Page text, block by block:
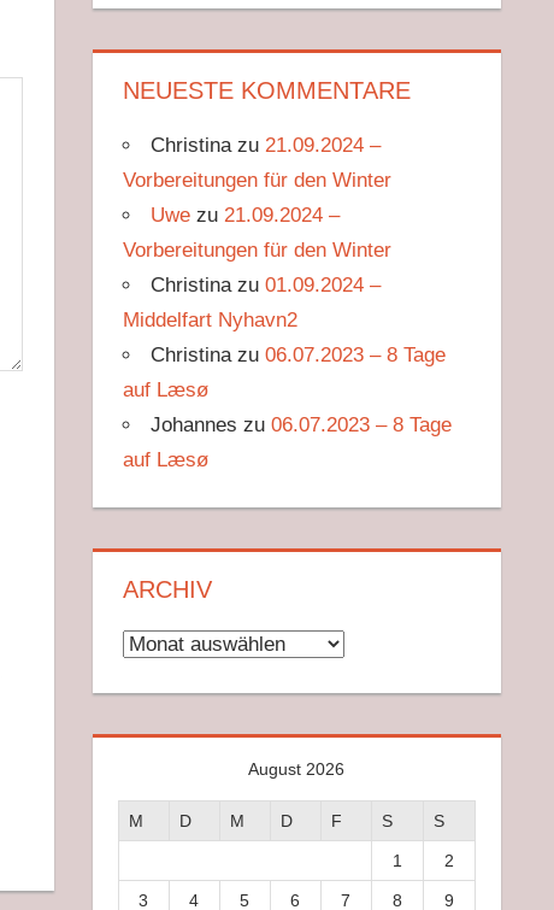
NEUESTE KOMMENTARE
Christina zu 21.09.2024 –
Vorbereitungen für den Winter
Uwe zu 21.09.2024 –
Vorbereitungen für den Winter
Christina zu01.09.2024 –
Middelfart Nyhavn2
Christina zu06.07.2023 – 8 Tage
auf Læsø
Johannes zu06.07.2023 – 8 Tage
auf Læsø
ARCHIV
Archiv
August 2026
M D M D F S S
1 2
3 4 5 6 7 8 9